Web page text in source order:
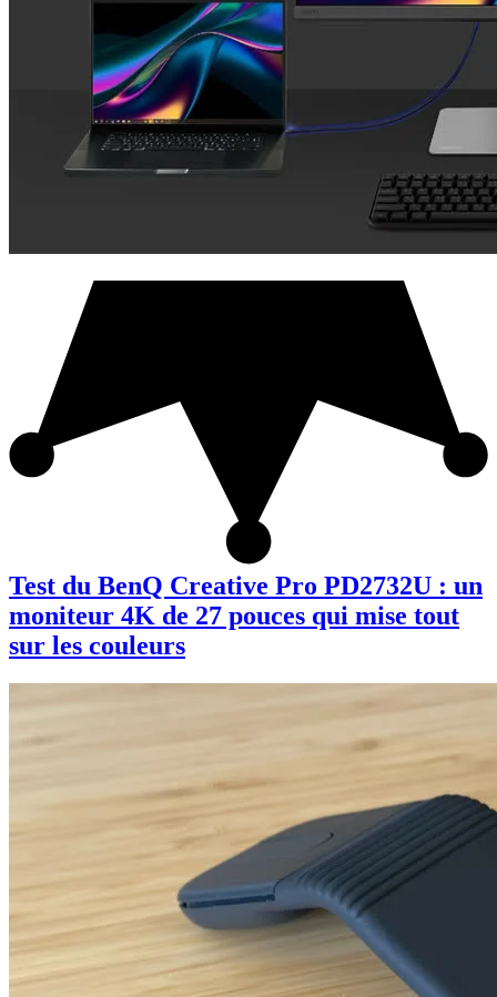
Test du BenQ Creative Pro PD2732U : un
moniteur 4K de 27 pouces qui mise tout
sur les couleurs